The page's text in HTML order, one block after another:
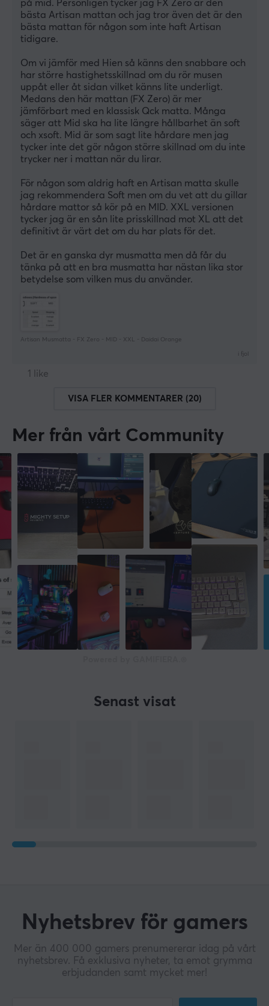
på mid. Personligen tycker jag FX Zero är den
bästa Artisan mattan och jag tror även det är den
bästa mattan för någon som inte haft Artisan
tidigare.
Om vi jämför med Hien så känns den snabbare och
har större hastighetsskillnad om du rör musen
uppåt eller åt sidan vilket känns lite underligt.
Medans den här mattan (FX Zero) är mer
jämförbart med en klassisk Qck matta. Många
säger att Mid ska ha lite längre hållbarhet än soft
och xsoft. Mid är som sagt lite hårdare men jag
tycker inte det gör någon större skillnad om du inte
trycker ner i mattan när du lirar.
För någon som aldrig haft en Artisan matta skulle
jag rekommendera Soft men om du vet att du gillar
hårdare mattor så kör på en MID. XXL versionen
tycker jag är en sån lite prisskillnad mot XL att det
definitivt är värt det om du har plats för det.
Det är en ganska dyr musmatta men då får du
tänka på att en bra musmatta har nästan lika stor
betydelse som vilken mus du använder.
Artisan Musmatta - FX Zero - MID - XXL - Daidai Orange
1 like
VISA FLER KOMMENTARER (20)
Mer från vårt Community
Senast visat
Nyhetsbrev för gamers
Mer än 400 000 gamers prenumererar idag på vårt
nyhetsbrev. Få exklusiva nyheter, ta emot grymma
erbjudanden samt mycket mer!